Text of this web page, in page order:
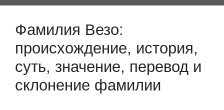
Фамилия Везо:
происхождение, история,
суть, значение, перевод и
склонение фамилии